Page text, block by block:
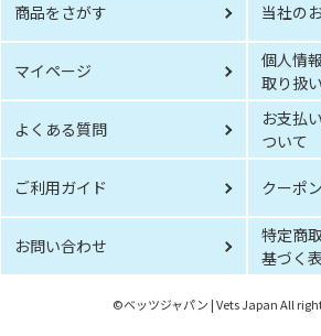
商品をさがす 当社の
マイページ
個人情
取り扱
よくある質問
お支払
ついて
ご利用ガイド クーポン
お問い合わせ
特定商
基づく
©︎ベッツジャパン | Vets Japan All